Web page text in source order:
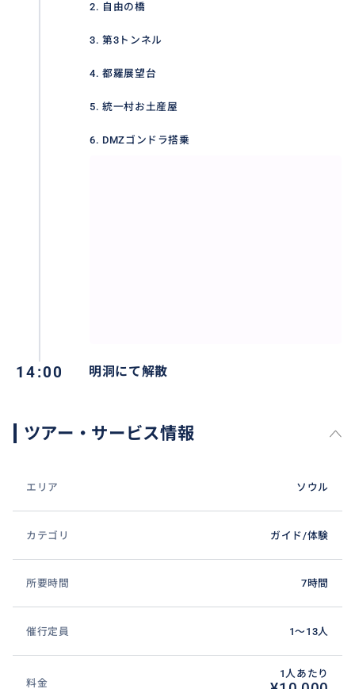
線内は写真撮影厳禁であります。
5. 臨津閣
1972年に統一を祈願して建てられました。
2. 自由の橋
3. 第3トンネル
4. 都羅展望台
5. 統一村お土産屋
6. DMZゴンドラ搭乗
14:00 明洞にて解散
ツアー・サービス情報
エリア ソウル
カテゴリ ガイド/体験
所要時間 7時間
催行定員 1〜13人
料金
1人あたり